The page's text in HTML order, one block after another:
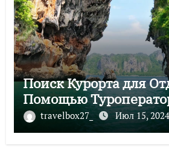
Поиск Курорта для
Помощью
travelbox27_ Июл 15, 2024